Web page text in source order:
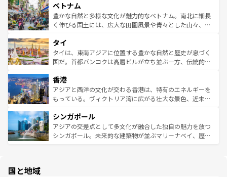
参照してほしい。
容にもいいと評判のスイーツなど、バラエティ豊かな料理
が味わえる。 なお、新着の台湾情報は コンテンツ一覧を参
照してほしい。
き、地方に足を延ばせば四季折々の自然美を楽しむことが
できる。そして、キムチや焼肉、絶品のストリートフード
まで、さまざまな韓国料理が待っている。夜には、韓国な
リティに包まれながら、韓国の多彩な魅力を心ゆくまで味
わってみてほしい。 なお、新着の韓国情報はコンテンツ一
覧を参照してほしい。
ベトナム
豊かな自然と多様な文化が魅力的なベトナム。南北に細長
く伸びる国土には、広大な田園風景や青々とした山々、世
急速な発展と共に伝統が息づく。ハノイの古い町並みやホ
ーチミン市のフランス統治時代の建物も、独特の雰囲気を
醸し出している。また、バラエティの豊かさとおいしさで
とつ。フォーやバインミー、ベトナムコーヒーなどは、ぜ
ひ現地で味わいたい。どの地域を訪れてもあたたかい人々
が旅行者を迎えてくれるので、きっと忘れられない旅にな
参照してほしい。
タイ
タイは、東南アジアに位置する豊かな自然と歴史が息づく
国だ。首都バンコクは高層ビルが立ち並ぶ一方、伝統的な
の活気が交差している。北部ではチェンマイなどの山岳地
帯で自然と触れ合い、南部ではプーケットやクラビの美し
いビーチでリゾート気分を楽しむことができる。タイ料理
激する。気候は一年中温暖で、どの季節にも異なる楽しみ
が待っている。親しみやすいタイの人々、仏教を中心とし
た文化、そして多様な観光資源が、訪れる旅人を魅了し続
香港
アジアと西洋の文化が交わる香港は、特有のエネルギーを
もっている。ヴィクトリア湾に広がる壮大な景色、近未来
み、どこを訪れても感動するはず。観光スポットが密集し
ており、効率よく見どころを回れるのも魅力。息をのむよ
うな絶景から文化的な体験まで、香港を存分に楽しみ尽く
シンガポール
アジアの交差点として多文化が融合した独自の魅力を放つ
シンガポール。未来的な建築物が並ぶマリーナベイ、歴史
国と地域